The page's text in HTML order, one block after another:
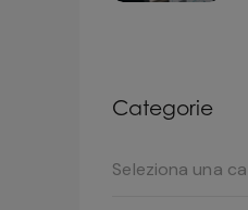
Categorie